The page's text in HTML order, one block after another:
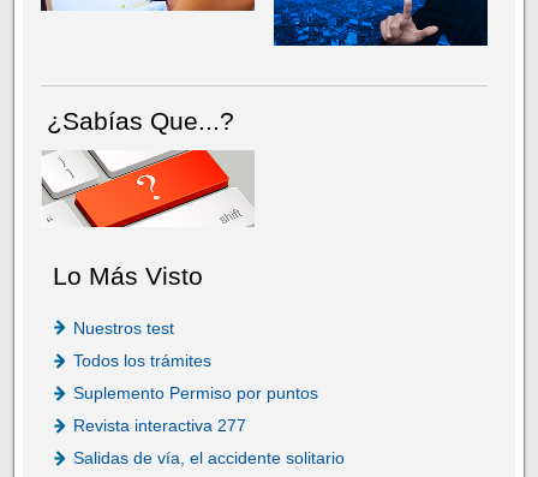
¿Sabías Que...?
Lo Más Visto
Nuestros test
Todos los trámites
Suplemento Permiso por puntos
Revista interactiva 277
Salidas de vía, el accidente solitario